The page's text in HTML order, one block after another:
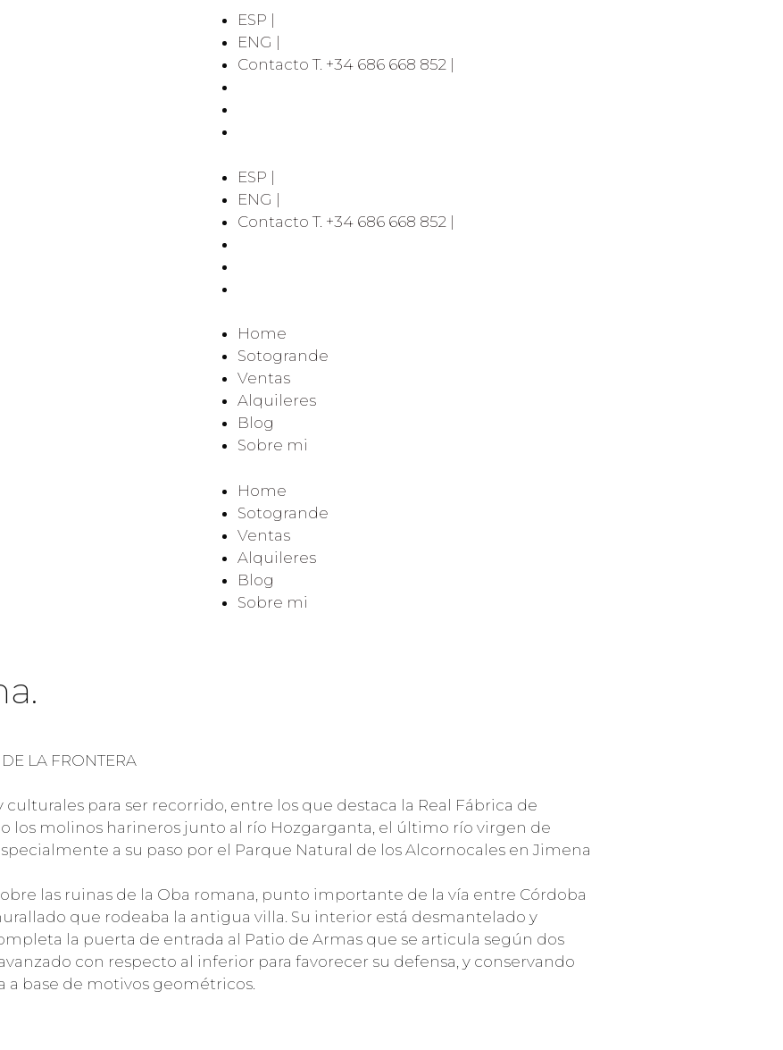
ESP |
ENG |
Contacto T. +34 686 668 852 |
ESP |
ENG |
Contacto T. +34 686 668 852 |
Home
Sotogrande
Ventas
Alquileres
Blog
Sobre mi
Home
Sotogrande
Ventas
Alquileres
Blog
Sobre mi
LA FRONTERA
para ser recorrido, entre los que destaca la Real Fábrica de
los molinos harineros junto al río Hozgarganta, el último río virgen de
a su paso por el Parque Natural de los Alcornocales en Jimena
las ruinas de la Oba romana, punto importante de la vía entre Córdoba
que rodeaba la antigua villa. Su interior está desmantelado y
la puerta de entrada al Patio de Armas que se articula según dos
con respecto al inferior para favorecer su defensa, y conservando
a base de motivos geométricos.